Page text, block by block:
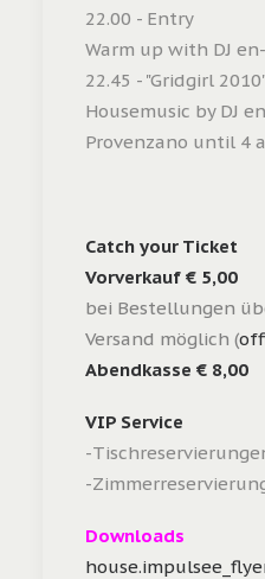
22.00 - Entry
Warm up with DJ
22.45 - "Gridgirl
Housemusic by DJ
Provenzano until 4
Catch your Ticket
Vorverkauf € 5,00
bei Bestellungen
Versand möglich (
Abendkasse € 8,00
VIP Service
-
-
Downloads